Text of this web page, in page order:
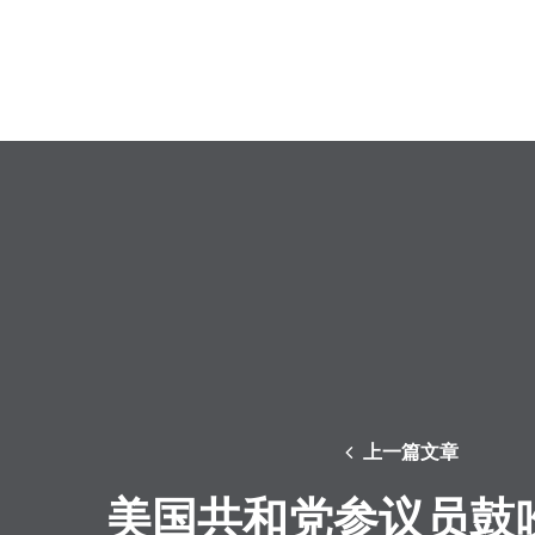
上一篇文章
美国共和党参议员鼓